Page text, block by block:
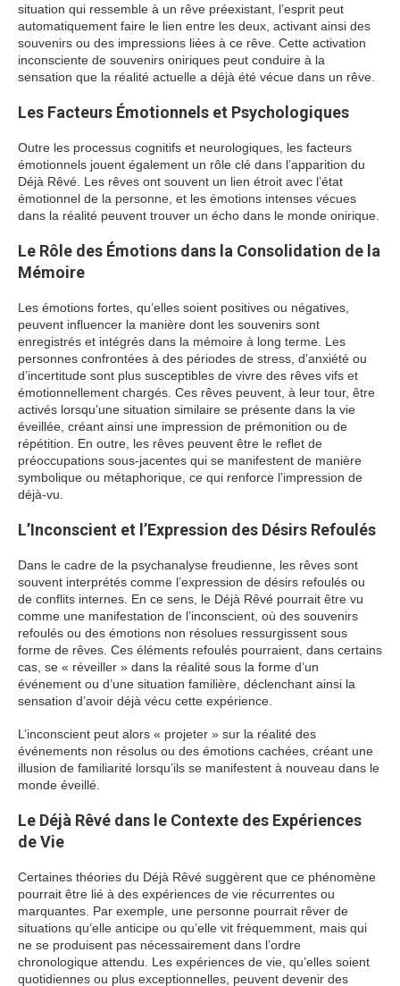
situation qui ressemble à un rêve préexistant, l’esprit peut
automatiquement faire le lien entre les deux, activant ainsi des
souvenirs ou des impressions liées à ce rêve. Cette activation
inconsciente de souvenirs oniriques peut conduire à la
sensation que la réalité actuelle a déjà été vécue dans un rêve.
Les Facteurs Émotionnels et Psychologiques
Outre les processus cognitifs et neurologiques, les facteurs
émotionnels jouent également un rôle clé dans l’apparition du
Déjà Rêvé. Les rêves ont souvent un lien étroit avec l’état
émotionnel de la personne, et les émotions intenses vécues
dans la réalité peuvent trouver un écho dans le monde onirique.
Le Rôle des Émotions dans la Consolidation de la
Mémoire
Les émotions fortes, qu’elles soient positives ou négatives,
peuvent influencer la manière dont les souvenirs sont
enregistrés et intégrés dans la mémoire à long terme. Les
personnes confrontées à des périodes de stress, d’anxiété ou
d’incertitude sont plus susceptibles de vivre des rêves vifs et
émotionnellement chargés. Ces rêves peuvent, à leur tour, être
activés lorsqu’une situation similaire se présente dans la vie
éveillée, créant ainsi une impression de prémonition ou de
répétition. En outre, les rêves peuvent être le reflet de
préoccupations sous-jacentes qui se manifestent de manière
symbolique ou métaphorique, ce qui renforce l’impression de
déjà-vu.
L’Inconscient et l’Expression des Désirs Refoulés
Dans le cadre de la psychanalyse freudienne, les rêves sont
souvent interprétés comme l’expression de désirs refoulés ou
de conflits internes. En ce sens, le Déjà Rêvé pourrait être vu
comme une manifestation de l’inconscient, où des souvenirs
refoulés ou des émotions non résolues ressurgissent sous
forme de rêves. Ces éléments refoulés pourraient, dans certains
cas, se « réveiller » dans la réalité sous la forme d’un
événement ou d’une situation familière, déclenchant ainsi la
sensation d’avoir déjà vécu cette expérience.
L’inconscient peut alors « projeter » sur la réalité des
événements non résolus ou des émotions cachées, créant une
illusion de familiarité lorsqu’ils se manifestent à nouveau dans le
monde éveillé.
Le Déjà Rêvé dans le Contexte des Expériences
de Vie
Certaines théories du Déjà Rêvé suggèrent que ce phénomène
pourrait être lié à des expériences de vie récurrentes ou
marquantes. Par exemple, une personne pourrait rêver de
situations qu’elle anticipe ou qu’elle vit fréquemment, mais qui
ne se produisent pas nécessairement dans l’ordre
chronologique attendu. Les expériences de vie, qu’elles soient
quotidiennes ou plus exceptionnelles, peuvent devenir des